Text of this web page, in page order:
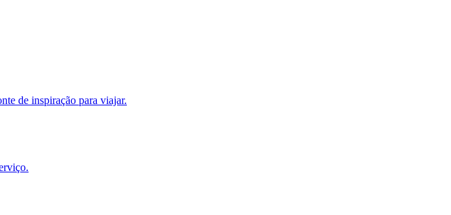
de inspiração para viajar.